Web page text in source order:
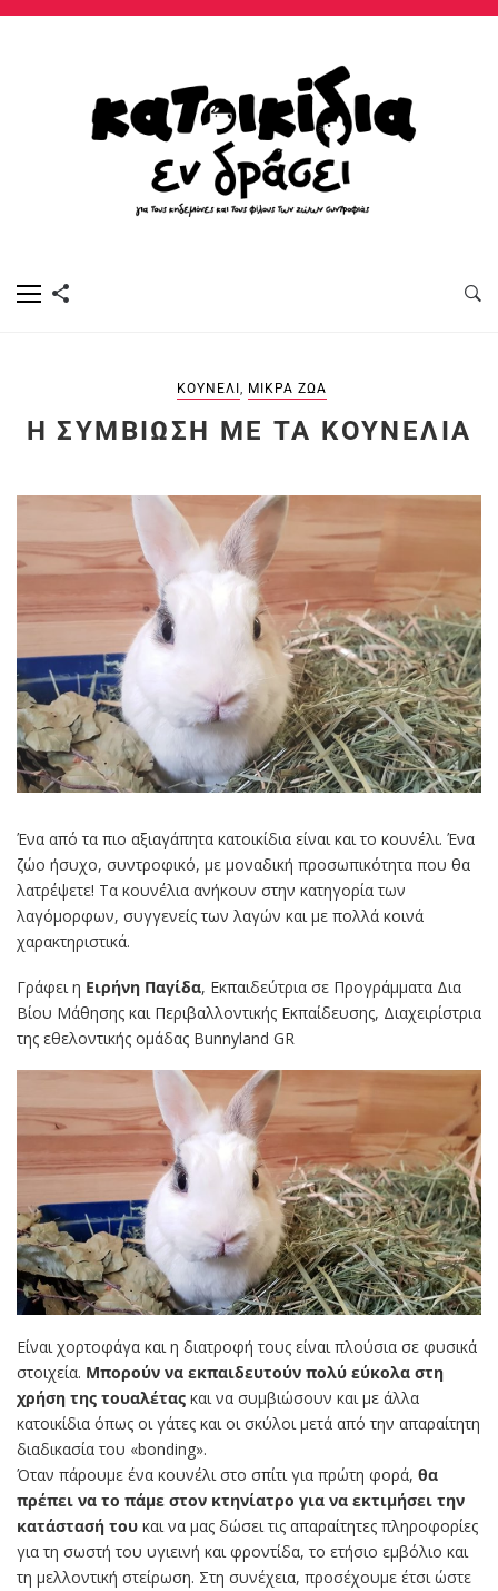
ΚΟΥΝΈΛΙ , ΜΙΚΡΆ ΖΏΑ
Η ΣΥΜΒΊΩΣΗ ΜΕ ΤΑ ΚΟΥΝΈΛΙΑ
Ένα από τα πιο αξιαγάπητα κατοικίδια είναι και το κουνέλι. Ένα
ζώο ήσυχο, συντροφικό, με μοναδική προσωπικότητα που θα
λατρέψετε! Τα κουνέλια ανήκουν στην κατηγορία των
λαγόμορφων, συγγενείς των λαγών και με πολλά κοινά
χαρακτηριστικά.
Γράφει η Ειρήνη Παγίδα, Εκπαιδεύτρια σε Προγράμματα Δια
Βίου Μάθησης και Περιβαλλοντικής Εκπαίδευσης, Διαχειρίστρια
της εθελοντικής ομάδας Bunnyland GR
Είναι χορτοφάγα και η διατροφή τους είναι πλούσια σε φυσικά
στοιχεία. Μπορούν να εκπαιδευτούν πολύ εύκολα στη
χρήση της τουαλέτας και να συμβιώσουν και με άλλα
κατοικίδια όπως οι γάτες και οι σκύλοι μετά από την απαραίτητη
διαδικασία του «bonding».
Όταν πάρουμε ένα κουνέλι στο σπίτι για πρώτη φορά, θα
πρέπει να το πάμε στον κτηνίατρο για να εκτιμήσει την
κατάστασή του και να μας δώσει τις απαραίτητες πληροφορίες
για τη σωστή του υγιεινή και φροντίδα, το ετήσιο εμβόλιο και
τη μελλοντική στείρωση. Στη συνέχεια, προσέχουμε έτσι ώστε